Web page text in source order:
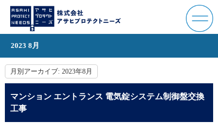
2023 8月
月別アーカイブ: 2023年8月
マンション エントランス 電気錠システム制御盤交換
工事